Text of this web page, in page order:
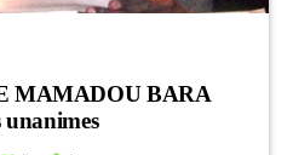
MAMADOU BARA